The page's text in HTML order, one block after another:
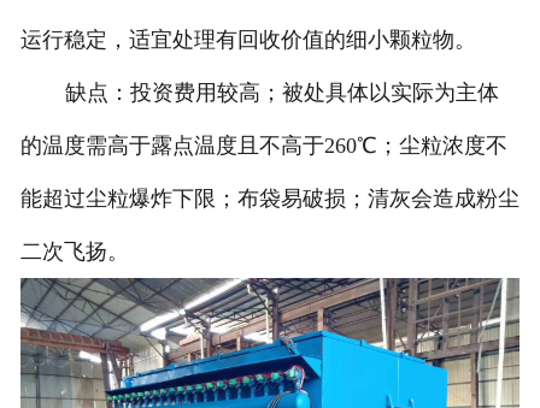
运行稳定，适宜处理有回收价值的细小颗粒物。
缺点：投资费用较高；被处具体以实际为主体
的温度需高于露点温度且不高于260℃；尘粒浓度不
能超过尘粒爆炸下限；布袋易破损；清灰会造成粉尘
二次飞扬。